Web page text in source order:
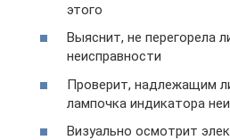
этого
Выяснит, не перегорела
неисправности
Проверит, надлежащим
лампочка индикатора
Визуально осмотрит